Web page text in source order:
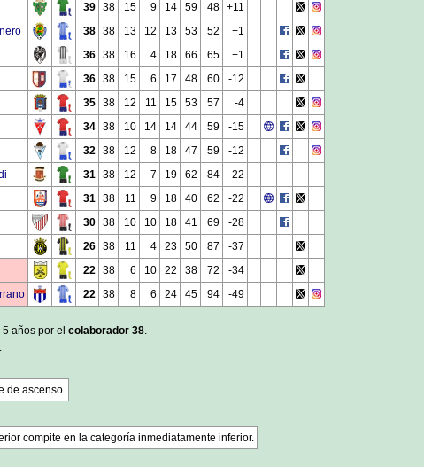
39 38 15 9 14 59 48 +11
38 38 13 12 13 53 52
+1
36 38 16 4 18 66 65
+1
36 38 15 6 17 48 60
-12
35 38 12 11 15 53 57
-4
34 38 10 14 14 44 59
-15
32 38 12 8 18 47 59
-12
31 38 12 7 19 62 84
-22
31 38 11 9 18 40 62
-22
30 38 10 10 18 41 69
-28
26 38 11 4 23 50 87
-37
22 38 6 10 22 38 72
-34
22 38 8 6 24 45 94 -49
5 años por el colaborador 38.
de ascenso.
compite en la categoría inmediatamente inferior.